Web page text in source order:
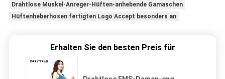
Drahtlose Muskel-Anreger-Hüften-anhebende Gamaschen
Hüftenheberhosen fertigten Logo Accept besonders an
Erhalten Sie den besten Preis für